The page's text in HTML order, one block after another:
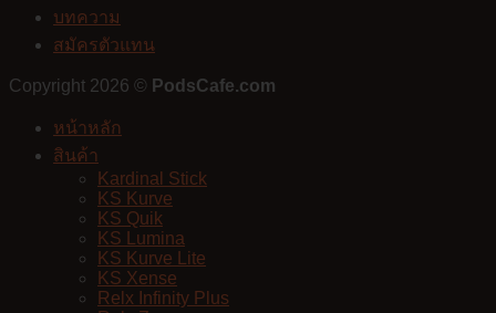
บทความ
สมัครตัวแทน
Copyright 2026 © PodsCafe.com
หน้าหลัก
สินค้า
Kardinal Stick
KS Kurve
KS Quik
KS Lumina
KS Kurve Lite
KS Xense
Relx Infinity Plus